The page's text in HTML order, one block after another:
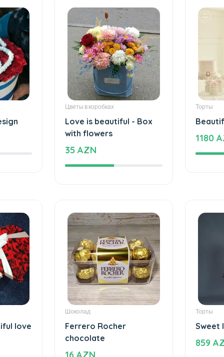
Цветы в коробках
Love is beautiful - Box
with flowers
35 AZN
Торты
1180
love
Шоколад
Ferrero Rocher
chocolate
16 AZN
Торты
Sweet
859